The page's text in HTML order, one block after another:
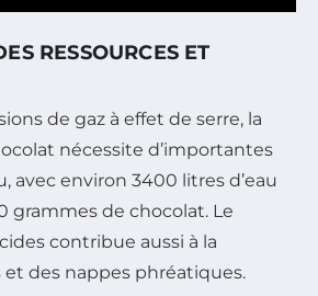
RESSOURCES ET
de gaz à effet de serre, la
nécessite d’importantes
avec environ 3400 litres d’eau
grammes de chocolat. Le
contribue aussi à la
des nappes phréatiques.